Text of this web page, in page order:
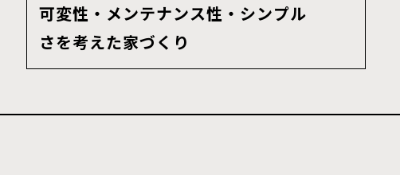
可変性・メンテナンス性・シンプル
さを考えた家づくり